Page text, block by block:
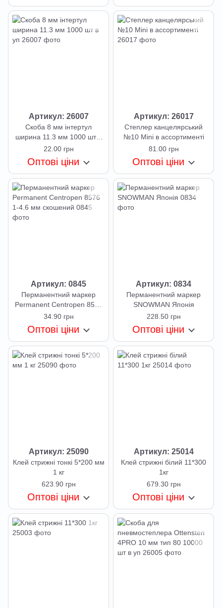
Артикул: 26007
Скоба 8 мм інтертул
ширина 11.3 мм 1000 шт в
уп
22.00 грн
Оптові ціни
Артикул: 26017
Степлер канцелярський
№10 Mini в ассортименті
81.00 грн
Оптові ціни
Артикул: 0845
Перманентний маркер
Permanent Centropen 8576
1-4.6 мм скошений
34.90 грн
Оптові ціни
Артикул: 0834
Перманентний маркер
SNOWMAN Японія
228.50 грн
Оптові ціни
Артикул: 25090
Клей стрижні тонкі 5*200 мм
1 кг
623.90 грн
Оптові ціни
Артикул: 25014
Клей стрижні білий 11*300
1кг
679.30 грн
Оптові ціни